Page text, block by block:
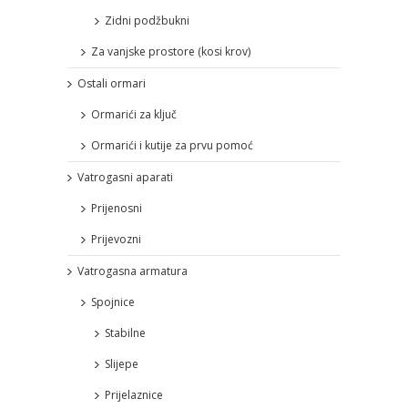
Zidni podžbukni
Za vanjske prostore (kosi krov)
Ostali ormari
Ormarići za ključ
Ormarići i kutije za prvu pomoć
Vatrogasni aparati
Prijenosni
Prijevozni
Vatrogasna armatura
Spojnice
Stabilne
Slijepe
Prijelaznice